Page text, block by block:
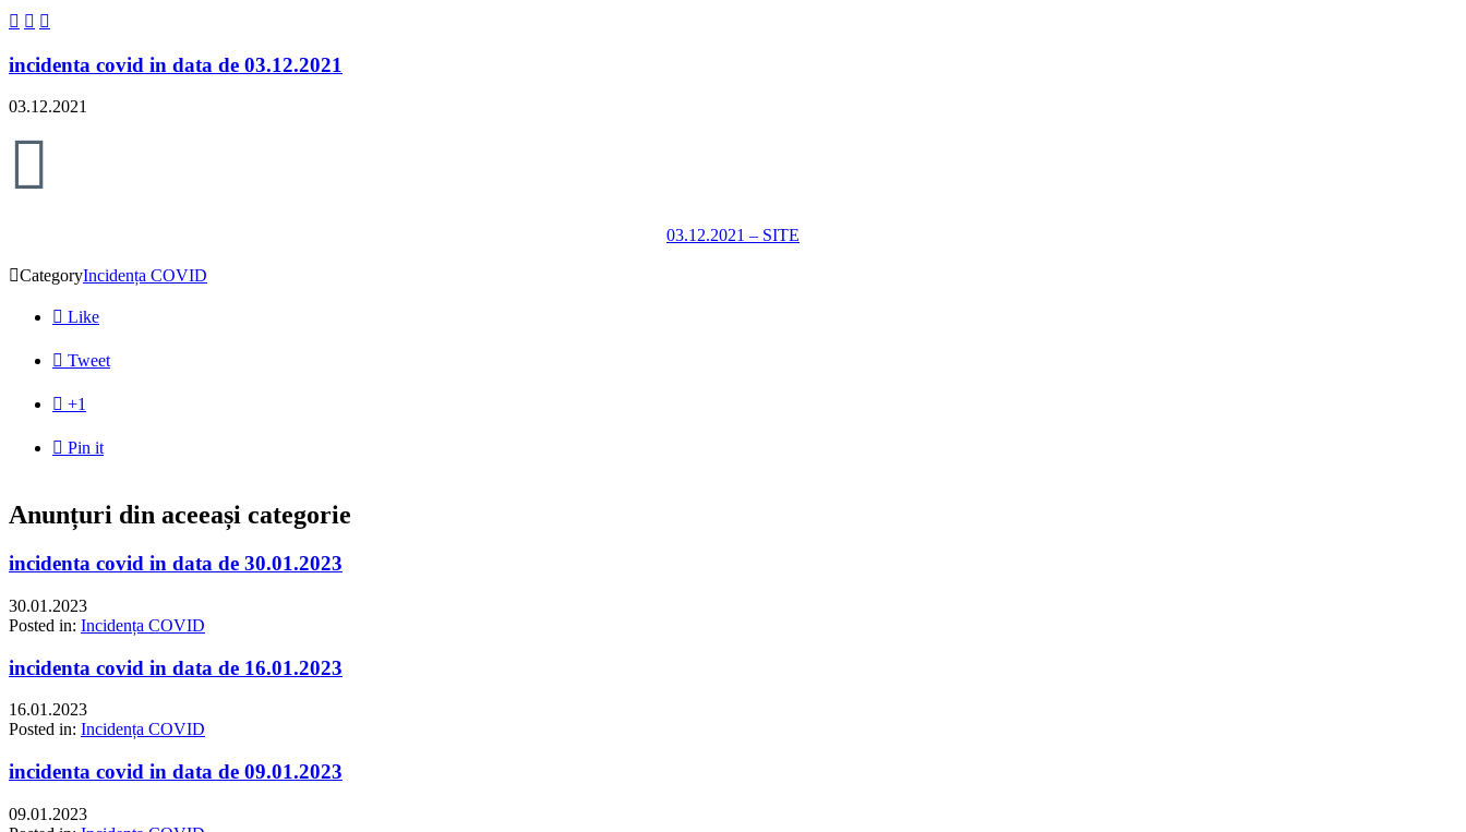
  
incidenta covid in data de 03.12.2021
03.12.2021

03.12.2021 – SITE
CategoryIncidența COVID
 Like
 Tweet
 +1
 Pin it
Anunțuri din aceeași categorie
incidenta covid in data de 30.01.2023
30.01.2023
Posted in: Incidența COVID
incidenta covid in data de 16.01.2023
16.01.2023
Posted in: Incidența COVID
incidenta covid in data de 09.01.2023
09.01.2023